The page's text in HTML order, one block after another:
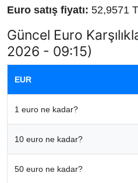
Euro satış fiyatı: 52,9571
Güncel Euro
2026 - 09:15)
EUR
1 euro ne kadar?
10 euro ne kadar?
50 euro ne kadar?